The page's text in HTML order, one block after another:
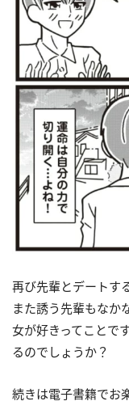
再び先輩とデートす
また誘う先輩もなか
女が好きってこと
るのでしょうか？
続きは電子書籍でお